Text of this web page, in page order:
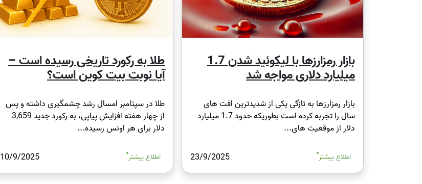
بازار رمزارزها با لیکوئید شدن 1.7
میلیارد دلاری مواجه شد
بازار رمزارزها به تازگی یکی از شدیدترین افت های
سال را تجربه کرده است بطوریکه حدود 1.7 میلیارد
دلار از موقعیت های...
اطلاع بیشتر 23/9/2025
طلا به رکورد تاریخی رسیده است –
آیا نوبت بیت کوین است؟
طلا در سپتامبر امسال رشد چشمگیری داشته و پس
از چهار هفته افزایش پیاپی، به رکورد جدید 3,659
دلار برای هر اونس رسیده...
اطلاع بیشتر 10/9/2025